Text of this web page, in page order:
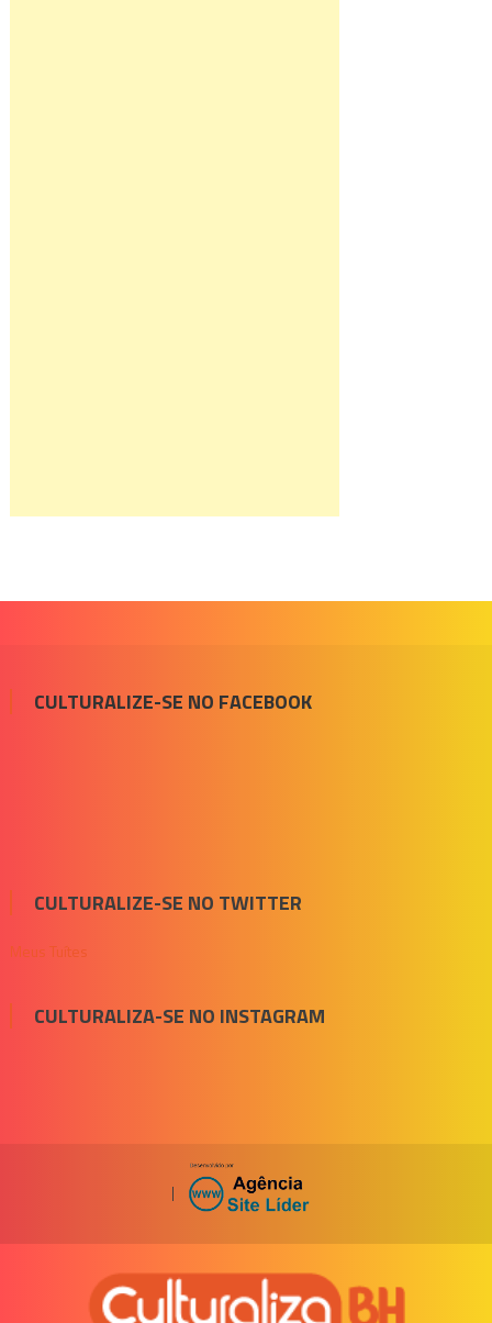
CULTURALIZE-SE NO FACEBOOK
CULTURALIZE-SE NO TWITTER
Meus Tuítes
CULTURALIZA-SE NO INSTAGRAM
|